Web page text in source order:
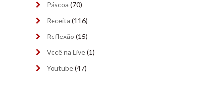
maio 2023 (9)
março 2023(9)
fevereiro 2023
Páscoa (70)
Receita (116)
Reflexão (15)
Você na Live(1)
Youtube(47)